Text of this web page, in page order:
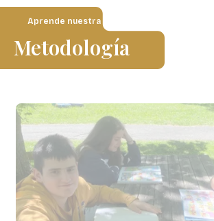
Aprende nuestra
Metodología